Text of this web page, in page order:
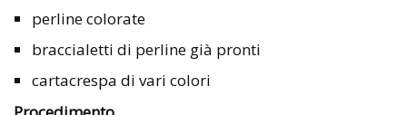
perline colorate
braccialetti di perline già pronti
cartacrespa di vari colori